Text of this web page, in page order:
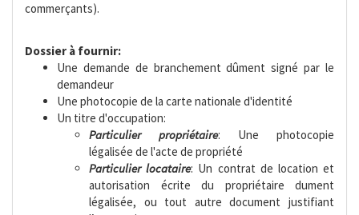
commerçants).
Dossier à fournir:
Une demande de branchement dûment signé par le
demandeur
Une photocopie de la carte nationale d'identité
Un titre d'occupation:
Particulier propriétaire: Une photocopie
légalisée de l'acte de propriété
Particulier locataire: Un contrat de location et
autorisation écrite du propriétaire dument
légalisée, ou tout autre document justifiant